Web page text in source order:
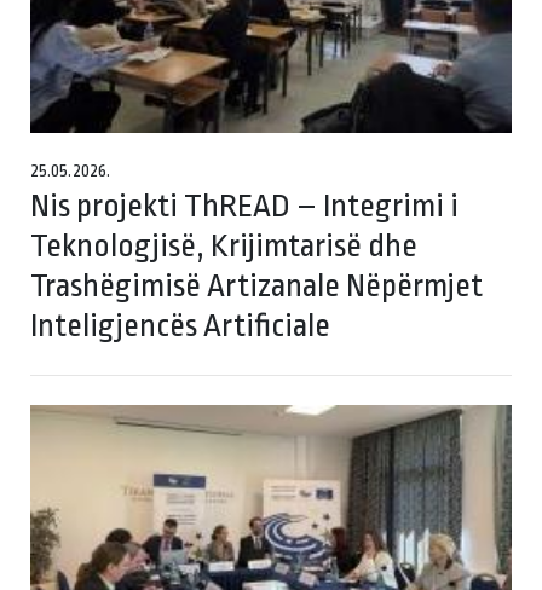
25.05.2026.
Nis projekti ThREAD – Integrimi i
Teknologjisë, Krijimtarisë dhe
Trashëgimisë Artizanale Nëpërmjet
Inteligjencës Artificiale